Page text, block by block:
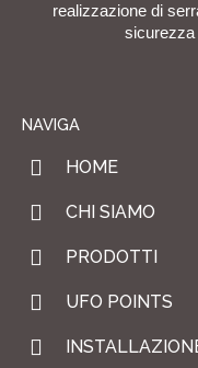
realizzazione di
sicurezza
NAVIGA
HOME
CHI SIAMO
PRODOTTI
UFO POINTS